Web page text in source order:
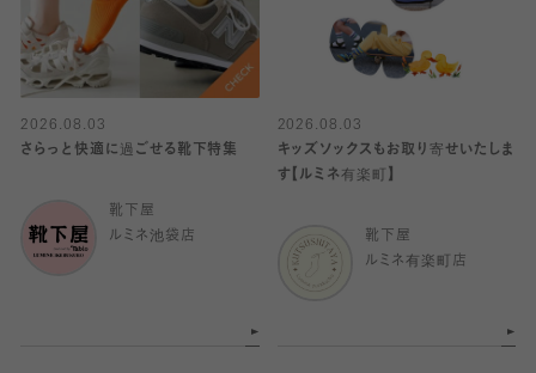
2026.08.03
さらっと快適に過ごせる靴下特集
靴下屋
ルミネ池袋店
2026.08.03
キッズソックスもお取り寄せいたしま
す【ルミネ有楽町】
靴下屋
ルミネ有楽町店